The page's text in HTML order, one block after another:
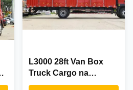
L3000 28ft Van Box
Truck Cargo na
eksport 6234 ml